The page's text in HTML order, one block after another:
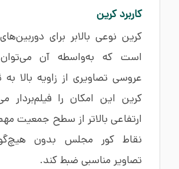
کاربرد کرین
کرین نوعی بالابر برای
است که به‌واسطه آن
عروسی تصاویری از زاویه بالا
کرین این امکان را فیلم‌بردار
ارتفاعی بالاتر از سطح جمعیت
نقاط کور مجلس بدون
تصاویر مناسبی ضبط کند.